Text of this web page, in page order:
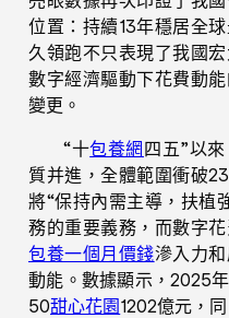
位置：持續13年穩居全
久領跑不只表現了我國
數字經濟驅動下花費動
變更。
“十包養網四五”以
質并進，全體範圍衝破
將“保持內需主導，扶植
務的重要義務，而數字
包養一個月價錢滲入力
動能。數據顯示，2025
50甜心花園1202億元，